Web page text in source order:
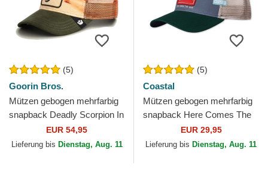
(5)
Goorin Bros.
Mützen gebogen mehrfarbig
snapback Deadly Scorpion In
The Element The Farm
Goorin Bros.
EUR 54,95
Lieferung bis Dienstag, Aug. 11
(5)
Coastal
Mützen gebogen mehrfarbig
snapback Here Comes The
Sun HFT von Coastal
EUR 29,95
Lieferung bis Dienstag, Aug. 11